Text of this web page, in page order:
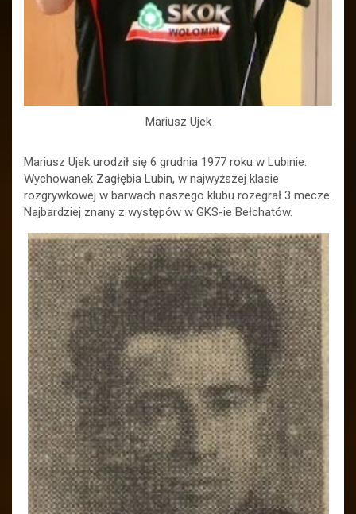
Mariusz Ujek
Mariusz Ujek urodził się 6 grudnia 1977 roku w Lubinie.
Wychowanek Zagłębia Lubin, w najwyższej klasie
rozgrywkowej w barwach naszego klubu rozegrał 3 mecze.
Najbardziej znany z występów w GKS-ie Bełchatów.